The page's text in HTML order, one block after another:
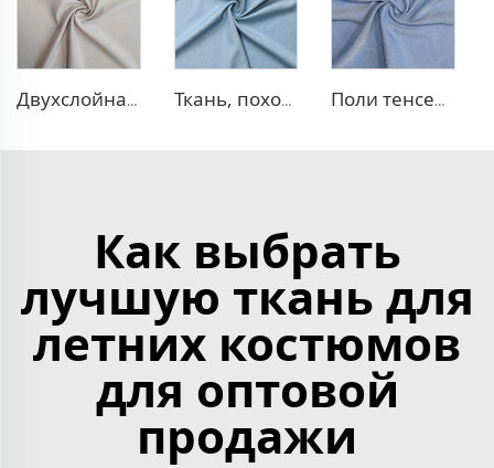
Двухслойная ткань для платья TR Ткань, похожая на деним, TR Поли тенсел деним — ткань, похожая на джинсовую
Как выбрать
лучшую ткань для
летних костюмов
для оптовой
продажи